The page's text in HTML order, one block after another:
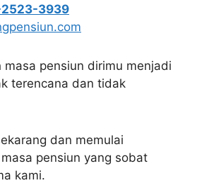
3939
masa pensiun dirimu menjadi
terencana dan tidak
dan memulai
pensiun yang sobat
kami.